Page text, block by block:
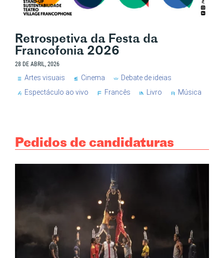
Retrospetiva da Festa da
Francofonia 2026
28 DE ABRIL, 2026
Artes visuais Cinema
Debate de ideias
Espectáculo ao vivo
Francês Livro Música
Pedidos de candidaturas